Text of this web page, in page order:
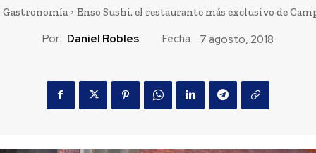
Gastronomía Enso Sushi, el restaurante más exclusivo de
Por: Daniel Robles Fecha: 7 agosto, 2018